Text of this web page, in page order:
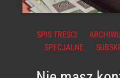
SPIS TREŚCI
SPECJALNE